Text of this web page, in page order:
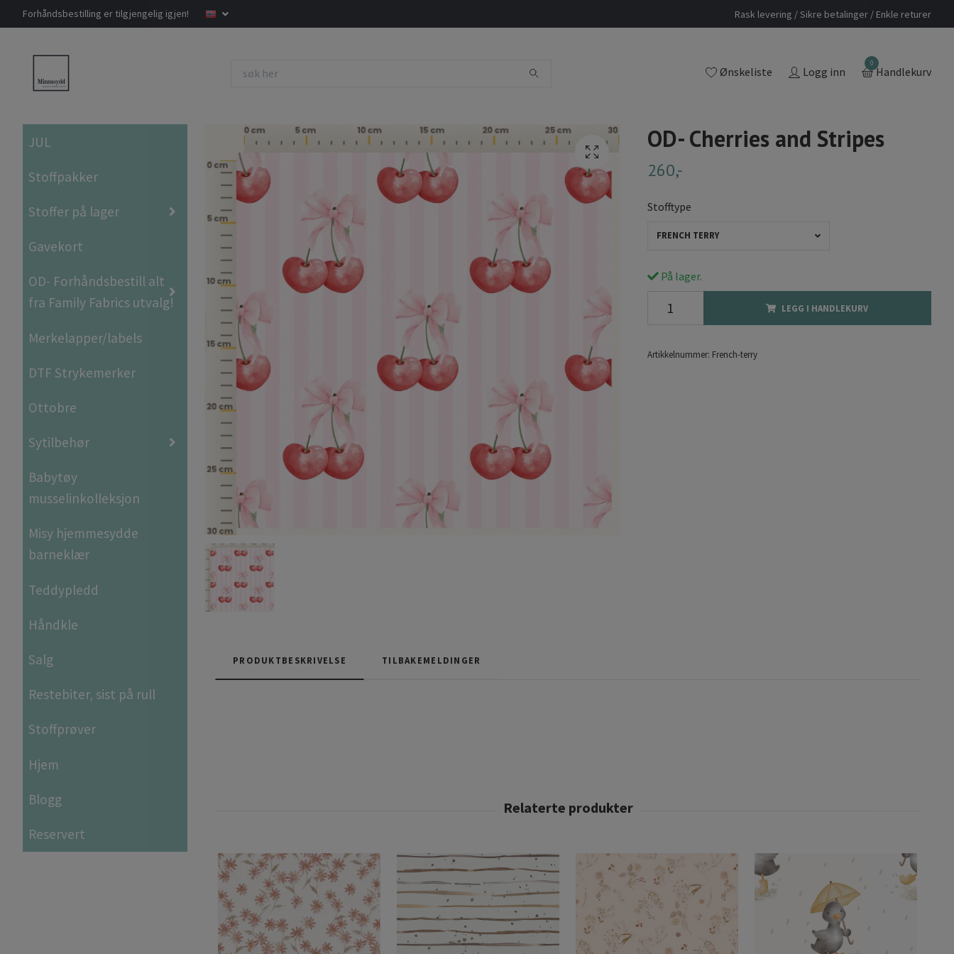
Forhåndsbestilling er tilgjengelig igjen! Rask levering / Sikre betalinger / Enkle returer
Ønskeliste Logg inn
0
Handlekurv
JUL
Stoffpakker
Stoffer på lager
Gavekort
OD- Forhåndsbestill alt
fra Family Fabrics utvalg!
Merkelapper/labels
DTF Strykemerker
Ottobre
Sytilbehør
Babytøy
musselinkolleksjon
Misy hjemmesydde
barneklær
Teddypledd
Håndkle
Salg
Restebiter, sist på rull
Stoffprøver
Hjem
Blogg
Reservert
OD- Cherries and Stripes
260,-
Stofftype
FRENCH TERRY
På lager.
LEGG I HANDLEKURV
Artikkelnummer: French-terry
PRODUKTBESKRIVELSE TILBAKEMELDINGER